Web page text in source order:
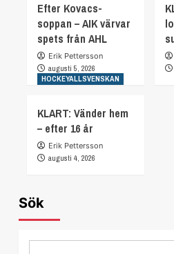
Efter Kovacs-
soppan – AIK värvar
spets från AHL
Erik Pettersson
augusti 5, 2026
HOCKEYALLSVENSKAN
KLART: Vänder hem
– efter 16 år
Erik Pettersson
augusti 4, 2026
Sök